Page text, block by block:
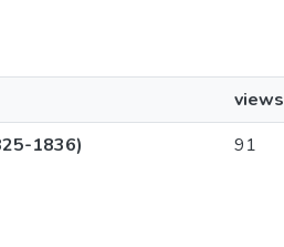
views
1836)
91